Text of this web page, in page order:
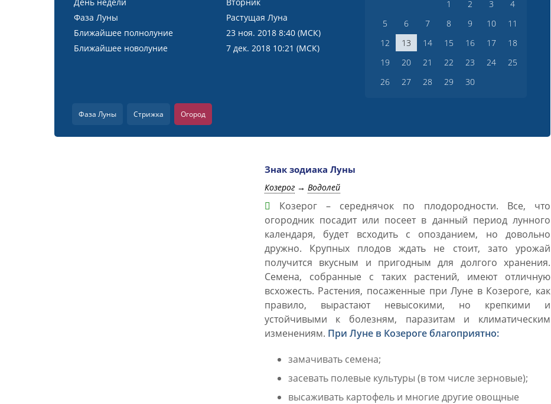
Фаза Луны
Растущая Луна
Ближайшее полнолуние
23 ноя. 2018 8:40 (МСК)
Ближайшее новолуние
7 дек. 2018 10:21 (МСК)
1
2 3
4
5
6 7 8 9 10
11
12
13 14 15 16 17
18
19
20 21 22 23 24
25
26
27 28 29 30
Фаза Луны Стрижка Огород
Знак зодиака Луны
Козерог→ Водолей
Козерог – середнячок по плодородности. Все, что
огородник посадит или посеет в данный период лунного
календаря, будет всходить с опозданием, но довольно
дружно. Крупных плодов ждать не стоит, зато урожай
получится вкусным и пригодным для долгого хранения.
Семена, собранные с таких растений, имеют отличную
всхожесть. Растения, посаженные при Луне в Козероге, как
правило, вырастают невысокими, но крепкими и
устойчивыми к болезням, паразитам и климатическим
изменениям. При Луне в Козероге благоприятно:
замачивать семена;
засевать полевые культуры (в том числе зерновые);
высаживать картофель и многие другие овощные